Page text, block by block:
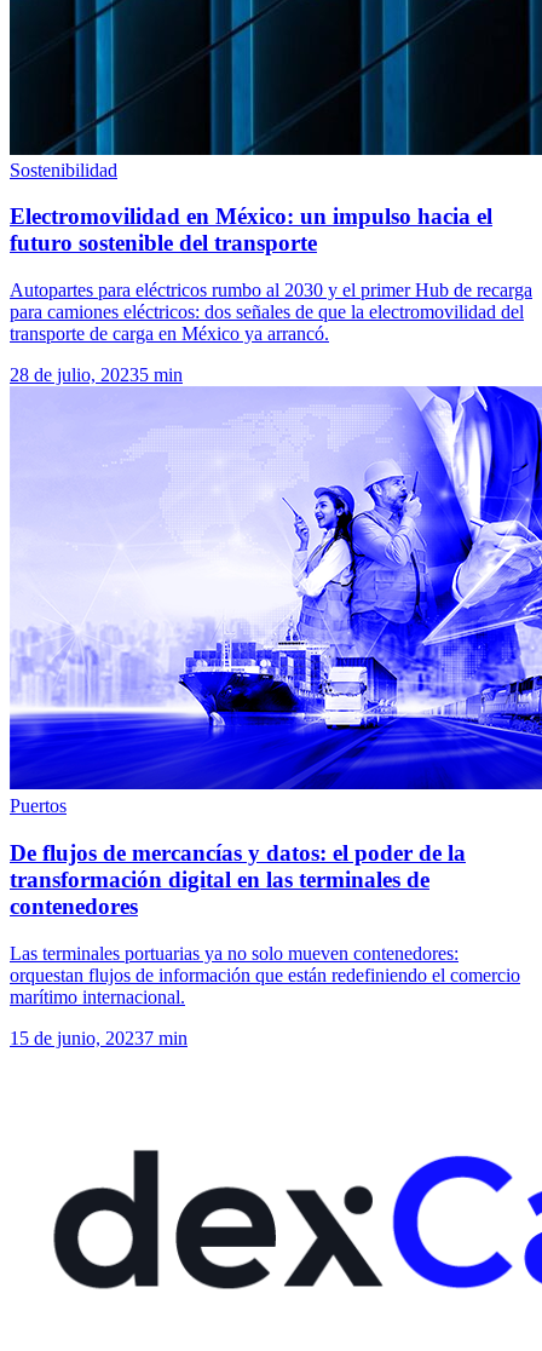
Sostenibilidad
Electromovilidad en México: un impulso hacia el
futuro sostenible del transporte
Autopartes para eléctricos rumbo al 2030 y el primer Hub de recarga
para camiones eléctricos: dos señales de que la electromovilidad del
transporte de carga en México ya arrancó.
28 de julio, 20235 min
Puertos
De flujos de mercancías y datos: el poder de la
transformación digital en las terminales de
contenedores
Las terminales portuarias ya no solo mueven contenedores:
orquestan flujos de información que están redefiniendo el comercio
marítimo internacional.
15 de junio, 20237 min